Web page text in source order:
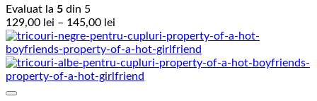
Evaluat la 5 din 5
129,00 lei – 145,00 lei
de
prețuri:
129,00 lei
până